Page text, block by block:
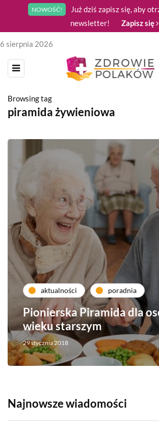
NOWOŚĆ!
Już dziś zapisz się, aby
newsletter!
Zapisz się
6 sierpnia 2026
Browsing tag
piramida żywieniowa
aktualności poradnia
Pionierska Piramida dla
wieku starszym
29 stycznia 2018
Najnowsze wiadomości